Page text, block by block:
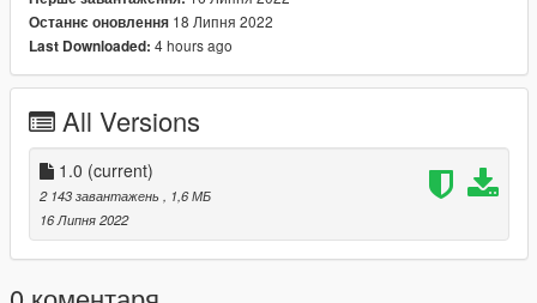
Останнє оновлення 18 Липня 2022
Last Downloaded: 4 hours ago
All Versions
1.0 (current)
2 143 завантажень
, 1,6 МБ
16 Липня 2022